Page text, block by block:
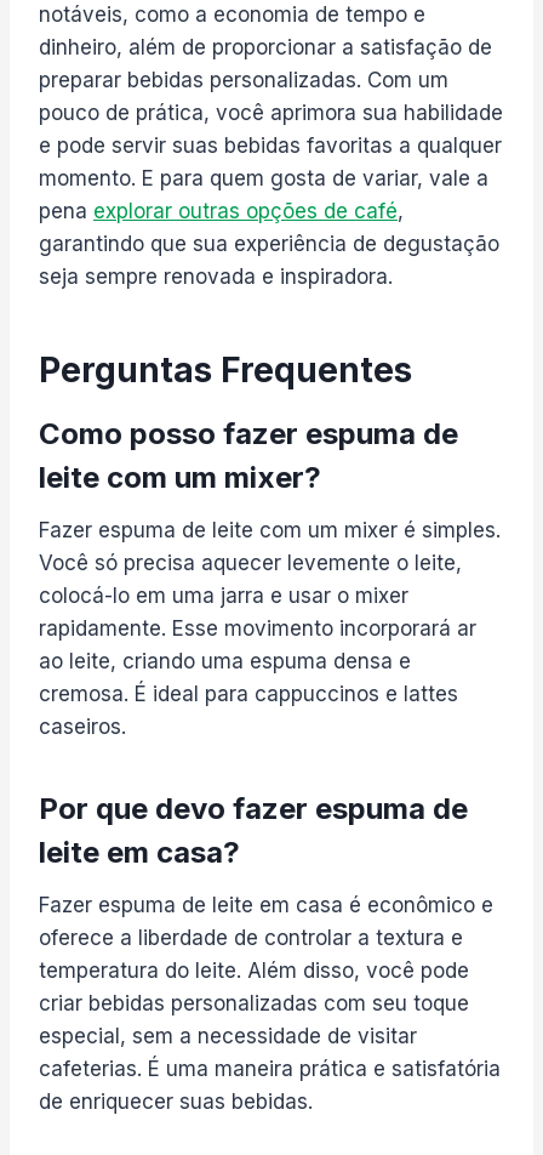
notáveis, como a economia de tempo e
dinheiro, além de proporcionar a satisfação de
preparar bebidas personalizadas. Com um
pouco de prática, você aprimora sua habilidade
e pode servir suas bebidas favoritas a qualquer
momento. E para quem gosta de variar, vale a
pena explorar outras opções de café,
garantindo que sua experiência de degustação
seja sempre renovada e inspiradora.
Perguntas Frequentes
Como posso fazer espuma de
leite com um mixer?
Fazer espuma de leite com um mixer é simples.
Você só precisa aquecer levemente o leite,
colocá-lo em uma jarra e usar o mixer
rapidamente. Esse movimento incorporará ar
ao leite, criando uma espuma densa e
cremosa. É ideal para cappuccinos e lattes
caseiros.
Por que devo fazer espuma de
leite em casa?
Fazer espuma de leite em casa é econômico e
oferece a liberdade de controlar a textura e
temperatura do leite. Além disso, você pode
criar bebidas personalizadas com seu toque
especial, sem a necessidade de visitar
cafeterias. É uma maneira prática e satisfatória
de enriquecer suas bebidas.